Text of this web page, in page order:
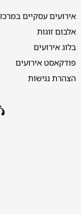
אירועים עסקיים במרכז
אלבום זוגות
בלוג אירועים
פודקאסט אירועים
הצהרת נגישות